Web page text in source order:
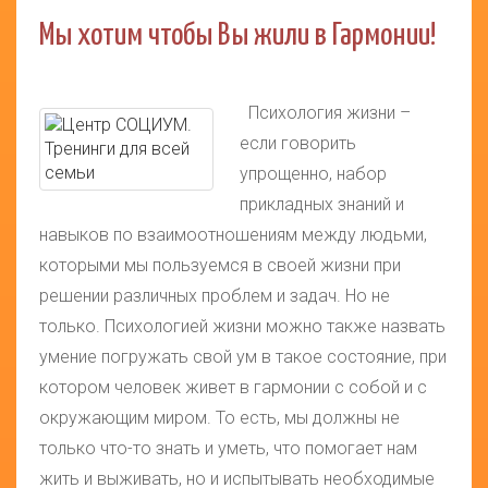
Мы хотим чтобы Вы жили в Гармонии!
Психология жизни –
если говорить
упрощенно, набор
прикладных знаний и
навыков по взаимоотношениям между людьми,
которыми мы пользуемся в своей жизни при
решении различных проблем и задач. Но не
только. Психологией жизни можно также назвать
умение погружать свой ум в такое состояние, при
котором человек живет в гармонии с собой и с
окружающим миром. То есть, мы должны не
только что-то знать и уметь, что помогает нам
жить и выживать, но и испытывать необходимые